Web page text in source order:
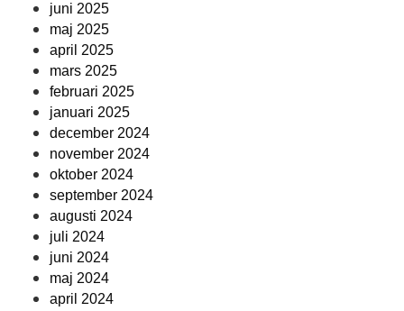
juni 2025
maj 2025
april 2025
mars 2025
februari 2025
januari 2025
december 2024
november 2024
oktober 2024
september 2024
augusti 2024
juli 2024
juni 2024
maj 2024
april 2024